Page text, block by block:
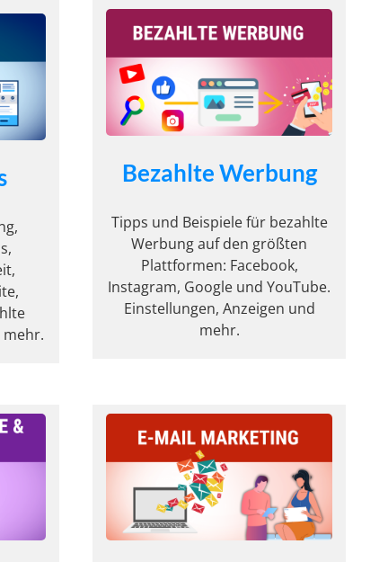
mehr.
Bezahlte Werbung
Tipps und Beispiele für bezahlte
Werbung auf den größten
Plattformen: Facebook,
Instagram, Google und YouTube.
Einstellungen, Anzeigen und
mehr.